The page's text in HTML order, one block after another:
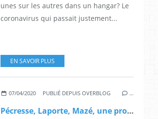
unes sur les autres dans un hangar? Le
coronavirus qui passait justement...
EN SAVOIR PLUS
07/04/2020 PUBLIÉ DEPUIS OVERBLOG …
Pécresse, Laporte, Mazé, une propagande sans masque